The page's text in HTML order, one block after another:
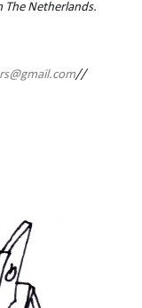
Netherlands.
//